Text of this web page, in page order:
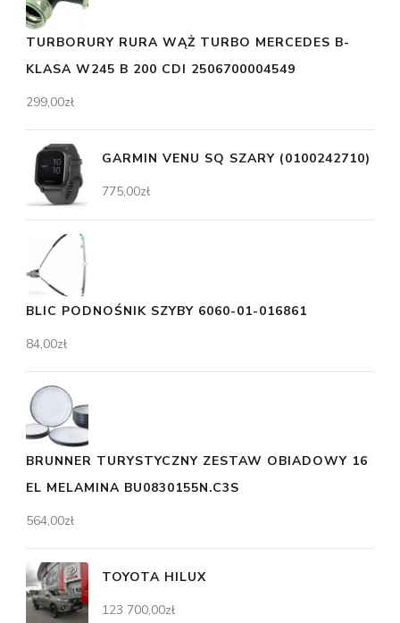
TURBORURY RURA WĄŻ TURBO MERCEDES B-
KLASA W245 B 200 CDI 2506700004549
299,00zł
GARMIN VENU SQ SZARY (0100242710)
775,00zł
BLIC PODNOŚNIK SZYBY 6060-01-016861
84,00zł
BRUNNER TURYSTYCZNY ZESTAW OBIADOWY 16
EL MELAMINA BU0830155N.C3S
564,00zł
TOYOTA HILUX
123 700,00zł